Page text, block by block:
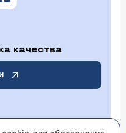
качества